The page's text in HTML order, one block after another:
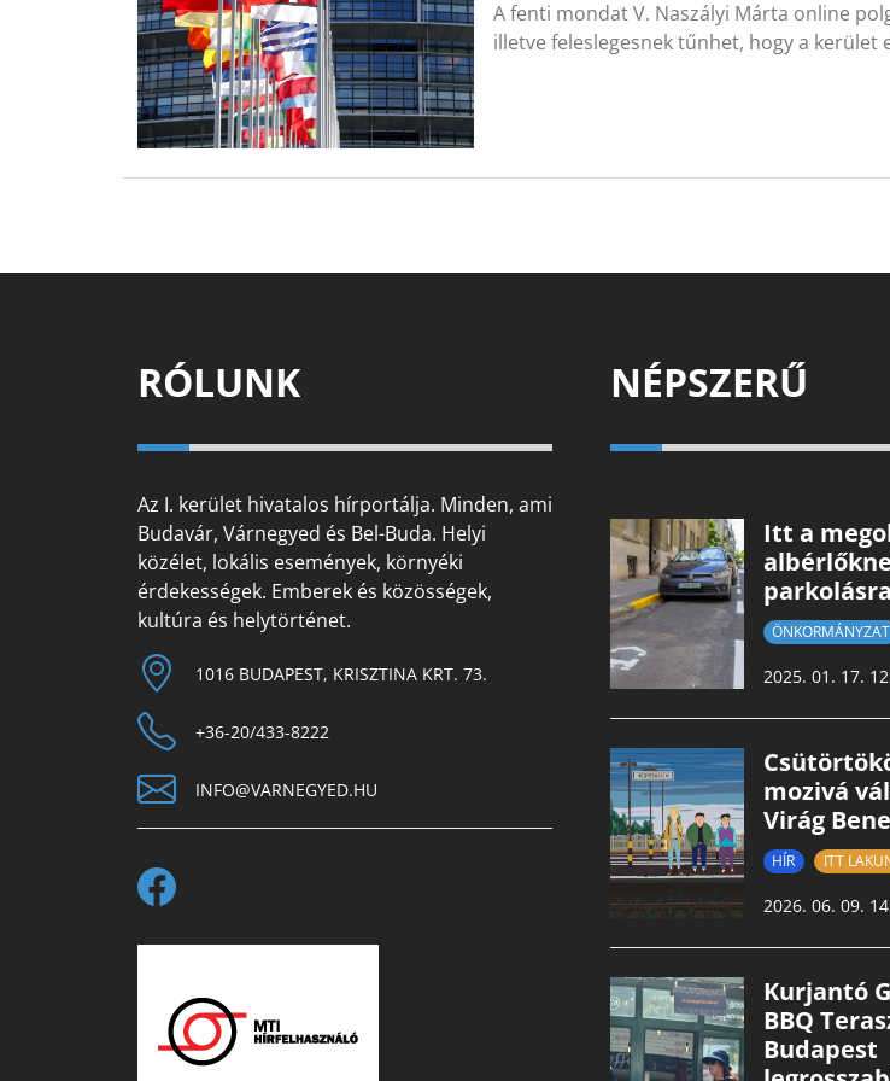
A fenti mondat V. Naszályi Márta online
illetve feleslegesnek tűnhet, hogy a kerület
RÓLUNK
Az I. kerület hivatalos hírportálja. Minden, ami
Budavár, Várnegyed és Bel-Buda. Helyi
közélet, lokális események, környéki
érdekességek. Emberek és közösségek,
kultúra és helytörténet.
1016 BUDAPEST, KRISZTINA KRT. 73.
+36-20/433-8222
INFO@VARNEGYED.HU
NÉPSZERŰ
Itt a
parkolásra
ÖNKORMÁNYZAT
2025. 01. 17.
mozivá
Virág
HÍR ITT
2026. 06. 09.
Kurjantó
BBQ
Budapest